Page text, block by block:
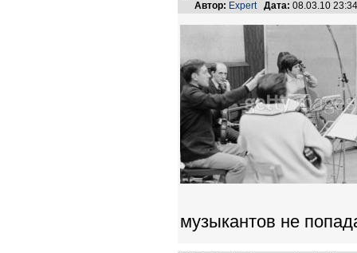
Автор: Expert Дата: 08.03.10
музыкантов не